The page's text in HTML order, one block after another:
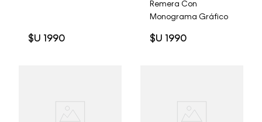
$U 1990
Remera Con
Monograma Gráfico
$U 1990